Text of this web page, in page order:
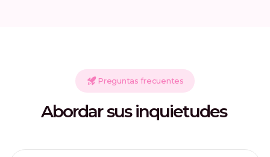
Preguntas frecuentes
Abordar sus inquietudes